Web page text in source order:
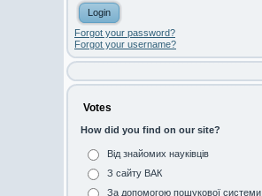
Forgot your password?
Forgot your username?
Votes
How did you find on our site?
Від знайомих науківців
З сайту ВАК
За допомогою пошукової системи